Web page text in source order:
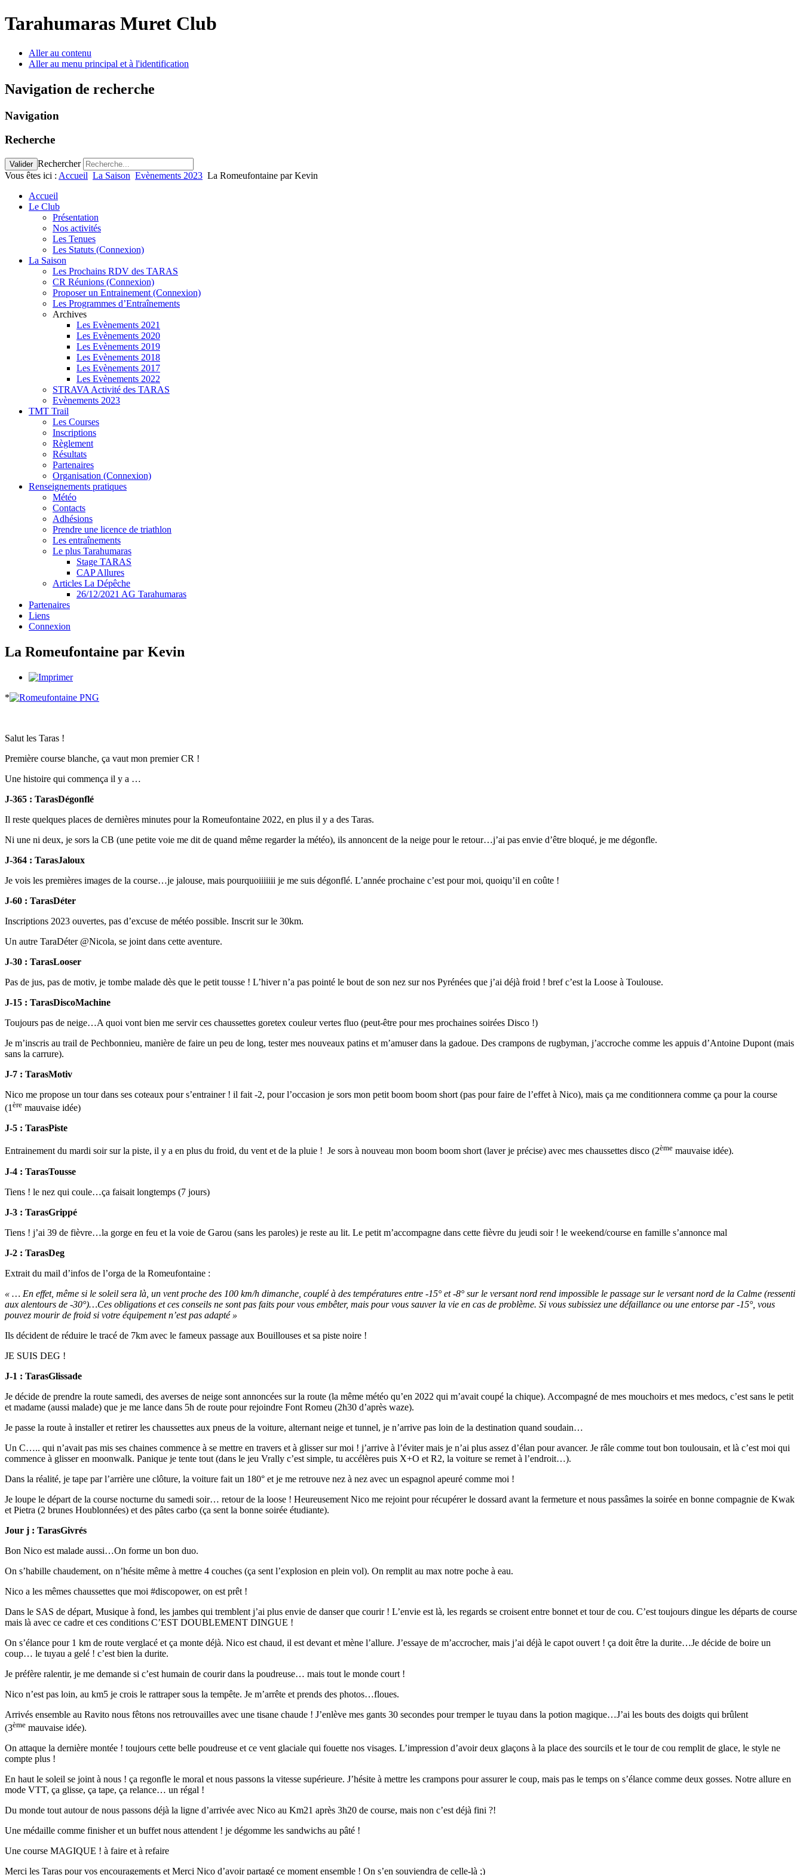
Tarahumaras Muret Club
Aller au contenu
Aller au menu principal et à l'identification
Navigation de recherche
Navigation
Recherche
Valider Rechercher
Vous êtes ici : Accueil La Saison Evènements 2023 La Romeufontaine par Kevin
Accueil
Le Club
Présentation
Nos activités
Les Tenues
Les Statuts (Connexion)
La Saison
Les Prochains RDV des TARAS
CR Réunions (Connexion)
Proposer un Entrainement (Connexion)
Les Programmes d’Entraînements
Archives
Les Evènements 2021
Les Evènements 2020
Les Evènements 2019
Les Evènements 2018
Les Evènements 2017
Les Evènements 2022
STRAVA Activité des TARAS
Evènements 2023
TMT Trail
Les Courses
Inscriptions
Règlement
Résultats
Partenaires
Organisation (Connexion)
Renseignements pratiques
Météo
Contacts
Adhésions
Prendre une licence de triathlon
Les entraînements
Le plus Tarahumaras
Stage TARAS
CAP Allures
Articles La Dépêche
26/12/2021 AG Tarahumaras
Partenaires
Liens
Connexion
La Romeufontaine par Kevin
*
Salut les Taras !
Première course blanche, ça vaut mon premier CR !
Une histoire qui commença il y a …
J-365 : TarasDégonflé
Il reste quelques places de dernières minutes pour la Romeufontaine 2022, en plus il y a des Taras.
Ni une ni deux, je sors la CB (une petite voie me dit de quand même regarder la météo), ils annoncent de la neige pour le retour…j’ai pas envie d’être bloqué, je me dégonfle.
J-364 : TarasJaloux
Je vois les premières images de la course…je jalouse, mais pourquoiiiiiii je me suis dégonflé. L’année prochaine c’est pour moi, quoiqu’il en coûte !
J-60 : TarasDéter
Inscriptions 2023 ouvertes, pas d’excuse de météo possible. Inscrit sur le 30km.
Un autre TaraDéter @Nicola, se joint dans cette aventure.
J-30 : TarasLooser
Pas de jus, pas de motiv, je tombe malade dès que le petit tousse ! L’hiver n’a pas pointé le bout de son nez sur nos Pyrénées que j’ai déjà froid ! bref c’est la Loose à Toulouse.
J-15 : TarasDiscoMachine
Toujours pas de neige…A quoi vont bien me servir ces chaussettes goretex couleur vertes fluo (peut-être pour mes prochaines soirées Disco !)
Je m’inscris au trail de Pechbonnieu, manière de faire un peu de long, tester mes nouveaux patins et m’amuser dans la gadoue. Des crampons de rugbyman, j’accroche comme les appuis d’Antoine Dupont (mais
sans la carrure).
J-7 : TarasMotiv
Nico me propose un tour dans ses coteaux pour s’entrainer ! il fait -2, pour l’occasion je sors mon petit boom boom short (pas pour faire de l’effet à Nico), mais ça me conditionnera comme ça pour la course
(1 ère mauvaise idée)
J-5 : TarasPiste
Entrainement du mardi soir sur la piste, il y a en plus du froid, du vent et de la pluie ! Je sors à nouveau mon boom boom short (laver je précise) avec mes chaussettes disco (2ème mauvaise idée).
J-4 : TarasTousse
Tiens ! le nez qui coule…ça faisait longtemps (7 jours)
J-3 : TarasGrippé
Tiens ! j’ai 39 de fièvre…la gorge en feu et la voie de Garou (sans les paroles) je reste au lit. Le petit m’accompagne dans cette fièvre du jeudi soir ! le weekend/course en famille s’annonce mal
J-2 : TarasDeg
Extrait du mail d’infos de l’orga de la Romeufontaine :
« … En effet, même si le soleil sera là, un vent proche des 100 km/h dimanche, couplé à des températures entre -15° et -8° sur le versant nord rend impossible le passage sur le versant nord de la Calme (ressenti
aux alentours de -30°)…Ces obligations et ces conseils ne sont pas faits pour vous embêter, mais pour vous sauver la vie en cas de problème. Si vous subissiez une défaillance ou une entorse par -15°, vous
pouvez mourir de froid si votre équipement n’est pas adapté »
Ils décident de réduire le tracé de 7km avec le fameux passage aux Bouillouses et sa piste noire !
JE SUIS DEG !
J-1 : TarasGlissade
Je décide de prendre la route samedi, des averses de neige sont annoncées sur la route (la même météo qu’en 2022 qui m’avait coupé la chique). Accompagné de mes mouchoirs et mes medocs, c’est sans le petit
et madame (aussi malade) que je me lance dans 5h de route pour rejoindre Font Romeu (2h30 d’après waze).
Je passe la route à installer et retirer les chaussettes aux pneus de la voiture, alternant neige et tunnel, je n’arrive pas loin de la destination quand soudain…
Un C….. qui n’avait pas mis ses chaines commence à se mettre en travers et à glisser sur moi ! j’arrive à l’éviter mais je n’ai plus assez d’élan pour avancer. Je râle comme tout bon toulousain, et là c’est moi qui
commence à glisser en moonwalk. Panique je tente tout (dans le jeu Vrally c’est simple, tu accélères puis X+O et R2, la voiture se remet à l’endroit…).
Dans la réalité, je tape par l’arrière une clôture, la voiture fait un 180° et je me retrouve nez à nez avec un espagnol apeuré comme moi !
Je loupe le départ de la course nocturne du samedi soir… retour de la loose ! Heureusement Nico me rejoint pour récupérer le dossard avant la fermeture et nous passâmes la soirée en bonne compagnie de Kwak
et Pietra (2 brunes Houblonnées) et des pâtes carbo (ça sent la bonne soirée étudiante).
Jour j : TarasGivrés
Bon Nico est malade aussi…On forme un bon duo.
On s’habille chaudement, on n’hésite même à mettre 4 couches (ça sent l’explosion en plein vol). On remplit au max notre poche à eau.
Nico a les mêmes chaussettes que moi #discopower, on est prêt !
Dans le SAS de départ, Musique à fond, les jambes qui tremblent j’ai plus envie de danser que courir ! L’envie est là, les regards se croisent entre bonnet et tour de cou. C’est toujours dingue les départs de course
mais là avec ce cadre et ces conditions C’EST DOUBLEMENT DINGUE !
On s’élance pour 1 km de route verglacé et ça monte déjà. Nico est chaud, il est devant et mène l’allure. J’essaye de m’accrocher, mais j’ai déjà le capot ouvert ! ça doit être la durite…Je décide de boire un
coup… le tuyau a gelé ! c’est bien la durite.
Je préfère ralentir, je me demande si c’est humain de courir dans la poudreuse… mais tout le monde court !
Nico n’est pas loin, au km5 je crois le rattraper sous la tempête. Je m’arrête et prends des photos…floues.
Arrivés ensemble au Ravito nous fêtons nos retrouvailles avec une tisane chaude ! J’enlève mes gants 30 secondes pour tremper le tuyau dans la potion magique…J’ai les bouts des doigts qui brûlent
(3ème mauvaise idée).
On attaque la dernière montée ! toujours cette belle poudreuse et ce vent glaciale qui fouette nos visages. L’impression d’avoir deux glaçons à la place des sourcils et le tour de cou remplit de glace, le style ne
compte plus !
En haut le soleil se joint à nous ! ça regonfle le moral et nous passons la vitesse supérieure. J’hésite à mettre les crampons pour assurer le coup, mais pas le temps on s’élance comme deux gosses. Notre allure en
mode VTT, ça glisse, ça tape, ça relance… un régal !
Du monde tout autour de nous passons déjà la ligne d’arrivée avec Nico au Km21 après 3h20 de course, mais non c’est déjà fini ?!
Une médaille comme finisher et un buffet nous attendent ! je dégomme les sandwichs au pâté !
Une course MAGIQUE ! à faire et à refaire
Merci les Taras pour vos encouragements et Merci Nico d’avoir partagé ce moment ensemble ! On s’en souviendra de celle-là ;)